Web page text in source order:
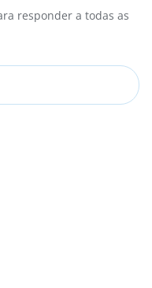
responder a todas as